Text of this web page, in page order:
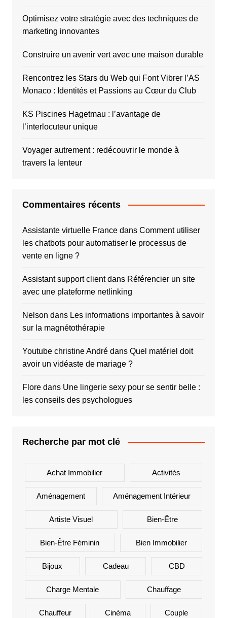
Optimisez votre stratégie avec des techniques de
marketing innovantes
Construire un avenir vert avec une maison durable
Rencontrez les Stars du Web qui Font Vibrer l’AS
Monaco : Identités et Passions au Cœur du Club
KS Piscines Hagetmau : l’avantage de
l’interlocuteur unique
Voyager autrement : redécouvrir le monde à
travers la lenteur
Commentaires récents
Assistante virtuelle Francedans Comment utiliser
les chatbots pour automatiser le processus de
vente en ligne ?
Assistant support clientdans Référencier un site
avec une plateforme netlinking
Nelson dans Les informations importantes à savoir
sur la magnétothérapie
Youtube christine Andrédans Quel matériel doit
avoir un vidéaste de mariage ?
Floredans Une lingerie sexy pour se sentir belle :
les conseils des psychologues
Recherche par mot clé
Achat Immobilier Activités
Aménagement Aménagement Intérieur
Artiste Visuel Bien-Être
Bien-Être Féminin Bien Immobilier
Bijoux Cadeau CBD
Charge Mentale Chauffage
Chauffeur Cinéma Couple